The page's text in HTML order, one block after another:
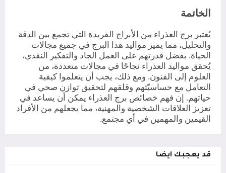
الخاتمة
يُعتبر برج العذراء من الأبراج الفريدة التي تجمع بين الدقة
والتحليل، مما يميز مواليد هذا البرج في جميع مجالات
الحياة. بفضل قدرتهم على العمل الجاد والتفكير النقدي،
يُحقق مواليد العذراء نجاحًا في مجالات متعددة، من
العلوم إلى الفنون. ومع ذلك، يجب أن يتعلموا كيفية
التعامل مع حساسيّتهم وقلقهم لتحقيق توازن صحي في
حياتهم. إن فهم خصائص برج العذراء يمكن أن يساعد في
تعزيز العلاقات الشخصية والمهنية، مما يجعلهم من الأفراد
القيمين والمهمين في أي مجتمع.
قد يعجبك ايضا